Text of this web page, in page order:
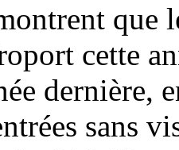
que
cette
dernière,
sans